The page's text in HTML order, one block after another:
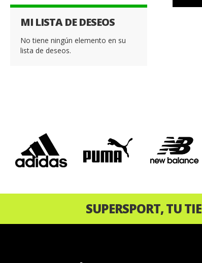
MI LISTA DE DESEOS
No tiene ningún elemento en su
lista de deseos.
‹
SUPERSPORT, TU